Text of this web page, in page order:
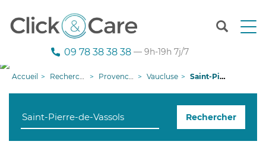
T
n
g
09 78 38 38 38 — 9h-19h 7j/7
Accueil Recherche aide à domicile Provence-Alpes-Côte d'Azur Vaucluse Saint-Pierre-de-Vassols
Rechercher